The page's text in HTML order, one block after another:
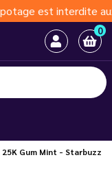
aux moins
0
Gum Mint - Starbuzz